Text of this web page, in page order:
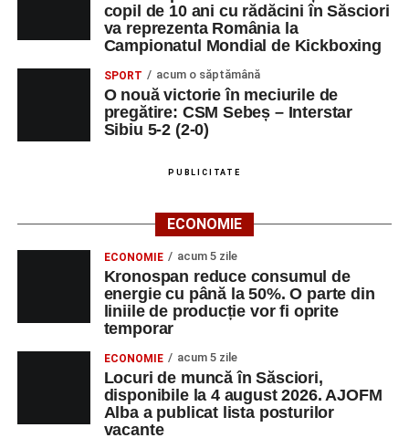
copil de 10 ani cu rădăcini în Săsciori
va reprezenta România la
Campionatul Mondial de Kickboxing
SPORT acum o săptămână
O nouă victorie în meciurile de
pregătire: CSM Sebeș – Interstar
Sibiu 5-2 (2-0)
PUBLICITATE
ECONOMIE
ECONOMIE acum 5 zile
Kronospan reduce consumul de
energie cu până la 50%. O parte din
liniile de producție vor fi oprite
temporar
ECONOMIE acum 5 zile
Locuri de muncă în Săsciori,
disponibile la 4 august 2026. AJOFM
Alba a publicat lista posturilor
vacante